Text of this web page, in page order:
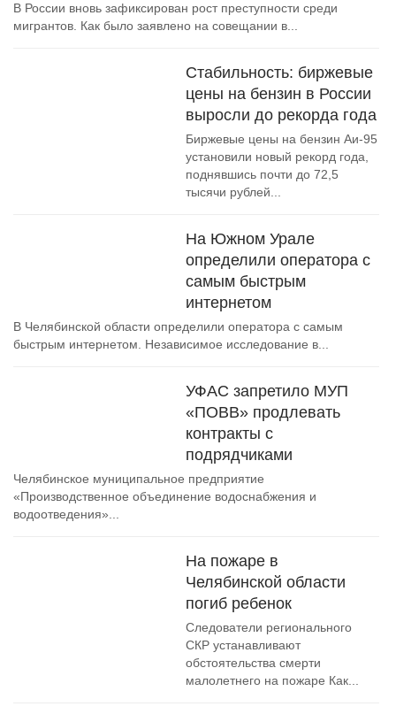
В России вновь зафиксирован рост преступности среди
мигрантов. Как было заявлено на совещании в...
Стабильность: биржевые
цены на бензин в России
выросли до рекорда года
Биржевые цены на бензин Аи-95
установили новый рекорд года,
поднявшись почти до 72,5
тысячи рублей...
На Южном Урале
определили оператора с
самым быстрым
интернетом
В Челябинской области определили оператора с самым
быстрым интернетом. Независимое исследование в...
УФАС запретило МУП
«ПОВВ» продлевать
контракты с
подрядчиками
Челябинское муниципальное предприятие
«Производственное объединение водоснабжения и
водоотведения»...
На пожаре в
Челябинской области
погиб ребенок
Следователи регионального
СКР устанавливают
обстоятельства смерти
малолетнего на пожаре Как...